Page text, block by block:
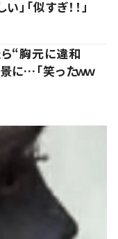
」「似すぎ！！」
“胸元に違和
に…「笑ったｗｗ